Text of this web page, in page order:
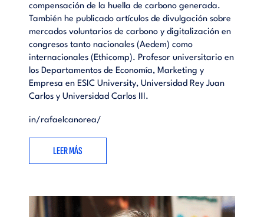
compensación de la huella de carbono generada.
También he publicado artículos de divulgación sobre
mercados voluntarios de carbono y digitalización en
congresos tanto nacionales (Aedem) como
internacionales (Ethicomp). Profesor universitario en
los Departamentos de Economía, Marketing y
Empresa en ESIC University, Universidad Rey Juan
Carlos y Universidad Carlos III.
in/rafaelcanorea/
LEER MÁS